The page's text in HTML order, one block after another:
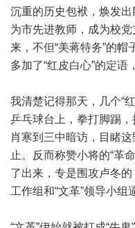
沉重的历史包袱，焕发
为市先进教师，成为校党
来，不但“美蒋特务”的
多加了“红皮白心”的定语
我清楚记得那天，几个“
乒乓球台上，拳打脚踢
肖寒到三中暗访，目睹
止。反而称赞小将的“革
了出来，专是围攻卢冬的
工作组和“文革”领导小组